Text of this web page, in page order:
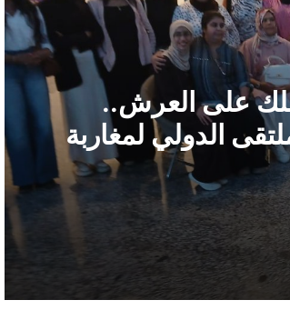
27 لتربع الملك على العرش..
الدولي لمغاربة